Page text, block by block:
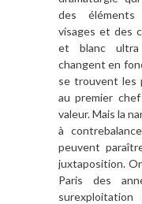
des éléments
visages et des
et blanc ultra
changent en
se trouvent les
au premier
valeur. Mais la
à
peuvent
juxtaposition.
Paris des